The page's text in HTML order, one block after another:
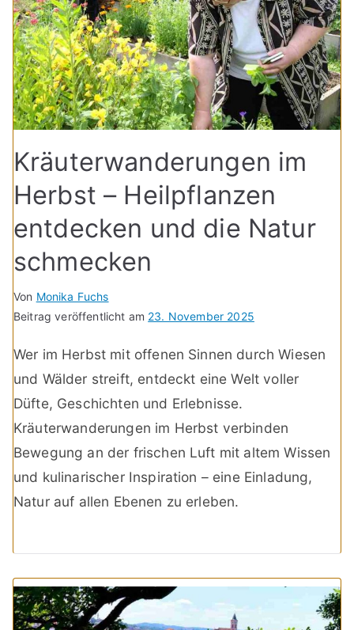
Kräuterwanderungen im
Herbst – Heilpflanzen
entdecken und die Natur
schmecken
Von Monika Fuchs
Beitrag veröffentlicht am 23. November 2025
Wer im Herbst mit offenen Sinnen durch Wiesen
und Wälder streift, entdeckt eine Welt voller
Düfte, Geschichten und Erlebnisse.
Kräuterwanderungen im Herbst verbinden
Bewegung an der frischen Luft mit altem Wissen
und kulinarischer Inspiration – eine Einladung,
Natur auf allen Ebenen zu erleben.